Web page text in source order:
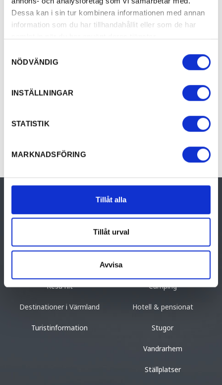
Dessa kan i sin tur kombinera informationen med annan
information som du har tillhandahållit eller som de har
NÖDVÄNDIG
INSTÄLLNINGAR
STATISTIK
MARKNADSFÖRING
Tillåt alla
Tillåt urval
Avvisa
Gamla varningsfyren på Hammarö sydspets. Din specialist
UPPTÄCK VÄRMLAND
Resa hit
Destinationer i Värmland
Turistinformation
BO
Camping
Hotell & pensionat
Stugor
Vandrarhem
Ställplatser